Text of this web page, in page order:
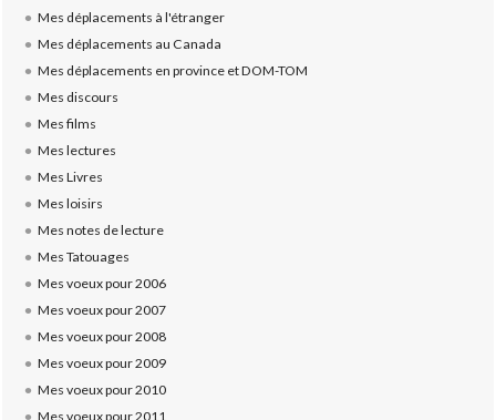
Mes déplacements à l'étranger
Mes déplacements au Canada
Mes déplacements en province et DOM-TOM
Mes discours
Mes films
Mes lectures
Mes Livres
Mes loisirs
Mes notes de lecture
Mes Tatouages
Mes voeux pour 2006
Mes voeux pour 2007
Mes voeux pour 2008
Mes voeux pour 2009
Mes voeux pour 2010
Mes voeux pour 2011